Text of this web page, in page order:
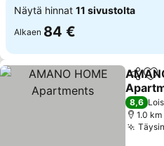
Näytä hinnat 11 sivustolta
Alkaen 84 €
Jaa
8,6
1.0